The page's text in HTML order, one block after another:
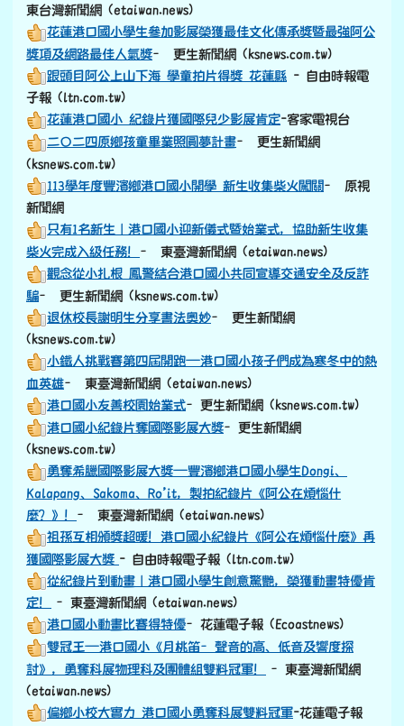
東台灣新聞網 (etaiwan.news)
花蓮港口國小學生參加影展榮獲最佳文化傳承獎暨最強阿公
獎項及網路最佳人氣獎– 更生新聞網 (ksnews.com.tw)
跟頭目阿公上山下海 學童拍片得獎 花蓮縣 - 自由時報電
子報 (ltn.com.tw)
花蓮港口國小 紀錄片獲國際兒少影展肯定-客家電視台
二〇二四原鄉孩童畢業照圓夢計畫– 更生新聞網
(ksnews.com.tw)
113學年度豐濱鄉港口國小開學 新生收集柴火闖關– 原視
新聞網
只有1名新生｜港口國小迎新儀式暨始業式，協助新生收集
柴火完成入級任務！ – 東臺灣新聞網 (etaiwan.news)
觀念從小扎根 鳳警結合港口國小共同宣導交通安全及反詐
騙– 更生新聞網 (ksnews.com.tw)
退休校長謝明生分享書法奧妙– 更生新聞網
(ksnews.com.tw)
小鐵人挑戰賽第四屆開跑—港口國小孩子們成為寒冬中的熱
血英雄– 東臺灣新聞網 (etaiwan.news)
港口國小友善校園始業式–更生新聞網 (ksnews.com.tw)
港口國小紀錄片奪國際影展大獎–更生新聞網
(ksnews.com.tw)
勇奪希臘國際影展大獎—豐濱鄉港口國小學生Dongi、
Kalapang、Sakoma、Ro’it，製拍紀錄片《阿公在煩惱什
麼？》！ – 東臺灣新聞網 (etaiwan.news)
祖孫互相頒獎超暖！港口國小紀錄片《阿公在煩惱什麼》再
獲國際影展大獎 - 自由時報電子報 (ltn.com.tw)
從紀錄片到動畫｜港口國小學生創意驚艷，榮獲動畫特優肯
定！
–東臺灣新聞網 (etaiwan.news)
港口國小動畫比賽得特優–花蓮電子報 (Ecoastnews)
雙冠王—港口國小《月桃笛–聲音的高、低音及響度探
討》，勇奪科展物理科及團體組雙料冠軍！
–東臺灣新聞網
(etaiwan.news)
偏鄉小校大實力 港口國小勇奪科展雙料冠軍-花蓮電子報